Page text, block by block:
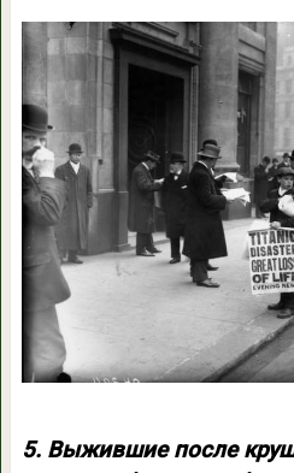
5. Выжившие после